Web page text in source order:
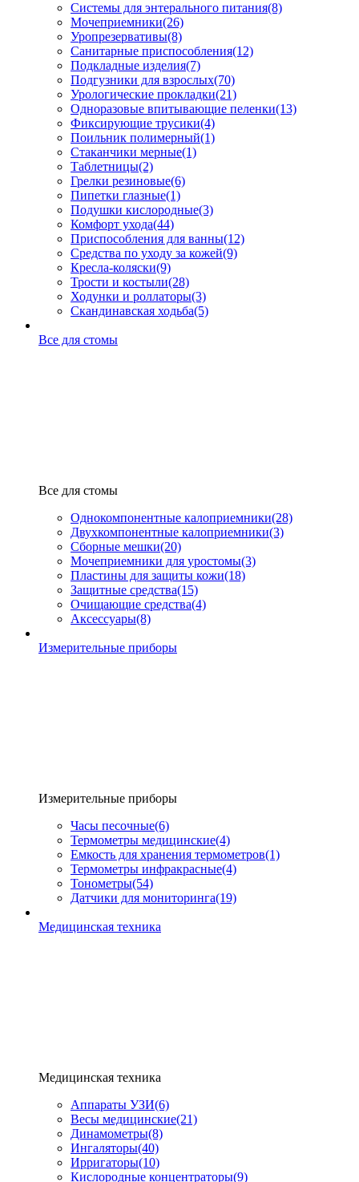
Системы для энтерального питания(8)
Мочеприемники(26)
Уропрезервативы(8)
Санитарные приспособления(12)
Подкладные изделия(7)
Подгузники для взрослых(70)
Урологические прокладки(21)
Одноразовые впитывающие пеленки(13)
Фиксирующие трусики(4)
Поильник полимерный(1)
Стаканчики мерные(1)
Таблетницы(2)
Грелки резиновые(6)
Пипетки глазные(1)
Подушки кислородные(3)
Комфорт ухода(44)
Приспособления для ванны(12)
Средства по уходу за кожей(9)
Кресла-коляски(9)
Трости и костыли(28)
Ходунки и роллаторы(3)
Скандинавская ходьба(5)
Все для стомы
Все для стомы
Однокомпонентные калоприемники(28)
Двухкомпонентные калоприемники(3)
Сборные мешки(20)
Мочеприемники для уростомы(3)
Пластины для защиты кожи(18)
Защитные средства(15)
Очищающие средства(4)
Аксессуары(8)
Измерительные приборы
Измерительные приборы
Часы песочные(6)
Термометры медицинские(4)
Емкость для хранения термометров(1)
Термометры инфракрасные(4)
Тонометры(54)
Датчики для мониторинга(19)
Медицинская техника
Медицинская техника
Аппараты УЗИ(6)
Весы медицинские(21)
Динамометры(8)
Ингаляторы(40)
Ирригаторы(10)
Кислородные концентраторы(9)